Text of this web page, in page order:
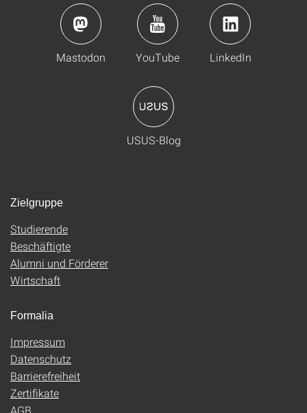
Mastodon YouTube LinkedIn
USUS-Blog
Zielgruppe
Studierende
Beschäftigte
Alumni und Förderer
Wirtschaft
Formalia
Impressum
Datenschutz
Barrierefreiheit
Zertifikate
AGB